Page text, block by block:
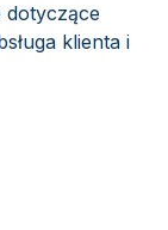
dotyczące
klienta i